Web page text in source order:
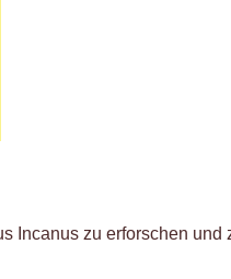
Incanus zu erforschen